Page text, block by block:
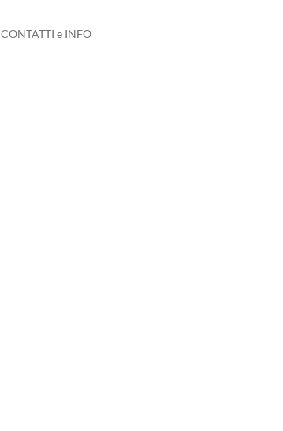
CONTATTI e INFO